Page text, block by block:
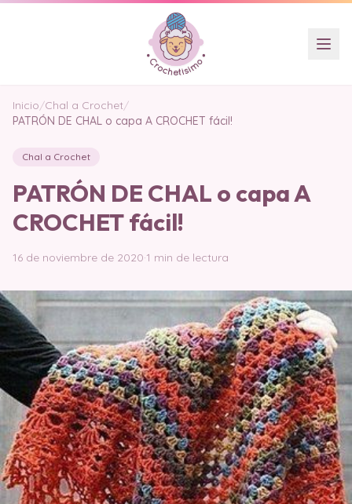
Inicio/Chal a Crochet/
PATRÓN DE CHAL o capa A CROCHET fácil!
Chal a Crochet
PATRÓN DE CHAL o capa A
CROCHET fácil!
16 de noviembre de 2020·1 min de lectura